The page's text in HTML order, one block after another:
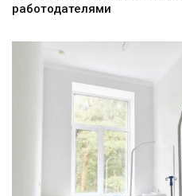
работодателями